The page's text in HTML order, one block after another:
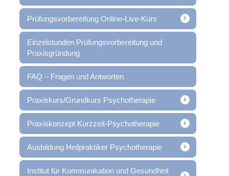
Prüfungsvorbereitung Online-Live-Kurs
Einzelstunden Prüfungsvorbereitung und
Praxisgründung
FAQ – Fragen und Antworten
Praxiskurs/Grundkurs Psychotherapie
Praxiskonzept Kurzzeit-Psychotherapie
Ausbildung Heilpraktiker Psychotherapie
Institut für Kommunikation und Gesundheit